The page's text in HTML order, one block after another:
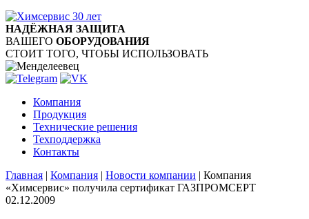
НАДЁЖНАЯ ЗАЩИТА
ВАШЕГО ОБОРУДОВАНИЯ
СТОИТ ТОГО, ЧТОБЫ ИСПОЛЬЗОВАТЬ
Компания
Продукция
Технические решения
Техподдержка
Контакты
Главная | Компания | Новости компании | Компания
«Химсервис» получила сертификат ГАЗПРОМСЕРТ
02.12.2009